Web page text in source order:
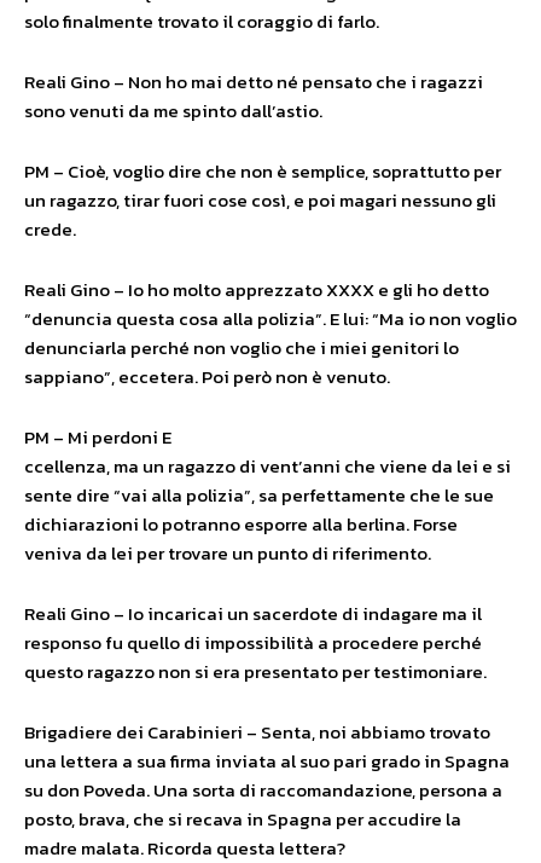
solo finalmente trovato il coraggio di farlo.
Reali Gino – Non ho mai detto né pensato che i ragazzi
sono venuti da me spinto dall’astio.
PM – Cioè, voglio dire che non è semplice, soprattutto per
un ragazzo, tirar fuori cose così, e poi magari nessuno gli
crede.
Reali Gino – Io ho molto apprezzato XXXX e gli ho detto
“denuncia questa cosa alla polizia”. E lui: “Ma io non voglio
denunciarla perché non voglio che i miei genitori lo
sappiano”, eccetera. Poi però non è venuto.
PM – Mi perdoni E
ccellenza, ma un ragazzo di vent’anni che viene da lei e si
sente dire “vai alla polizia”, sa perfettamente che le sue
dichiarazioni lo potranno esporre alla berlina. Forse
veniva da lei per trovare un punto di riferimento.
Reali Gino – Io incaricai un sacerdote di indagare ma il
responso fu quello di impossibilità a procedere perché
questo ragazzo non si era presentato per testimoniare.
Brigadiere dei Carabinieri – Senta, noi abbiamo trovato
una lettera a sua firma inviata al suo pari grado in Spagna
su don Poveda. Una sorta di raccomandazione, persona a
posto, brava, che si recava in Spagna per accudire la
madre malata. Ricorda questa lettera?